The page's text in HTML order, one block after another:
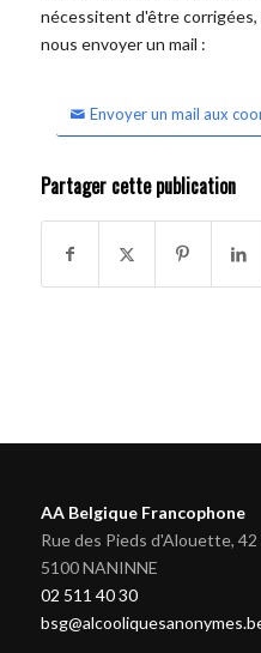
nécessitent d'être
nous envoyer un mail :
Envoyer un mail aux
Partager cette publication
AA Belgique Francophone
Rue des Pieds d'Alouette, 42
5100 NANINNE
02 511 40 30